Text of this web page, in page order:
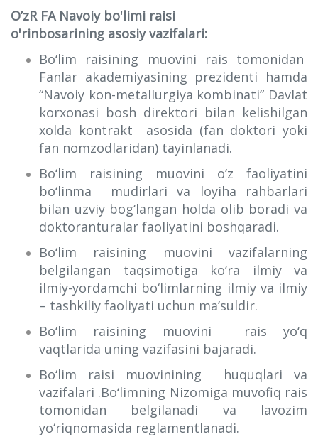
O’zR FA Navoiy bo'limi raisi
o'rinbosarining asosiy vazifalari:
Bo‘lim raisining muovini rais tomonidan
Fanlar akademiyasining prezidenti hamda
“Navoiy kon-metallurgiya kombinati” Davlat
korxonasi bosh direktori bilan kelishilgan
xolda kontrakt asosida (fan doktori yoki
fan nomzodlaridan) tayinlanadi.
Bo‘lim raisining muovini o‘z faoliyatini
bo‘linma mudirlari va loyiha rahbarlari
bilan uzviy bog‘langan holda olib boradi va
doktoranturalar faoliyatini boshqaradi.
Bo‘lim raisining muovini vazifalarning
belgilangan taqsimotiga ko‘ra ilmiy va
ilmiy-yordamchi bo‘limlarning ilmiy va ilmiy
– tashkiliy faoliyati uchun ma’suldir.
Bo‘lim raisining muovini rais yo‘q
vaqtlarida uning vazifasini bajaradi.
Bo‘lim raisi muovinining huquqlari va
vazifalari .Bo‘limning Nizomiga muvofiq rais
tomonidan belgilanadi va lavozim
yo‘riqnomasida reglamentlanadi.